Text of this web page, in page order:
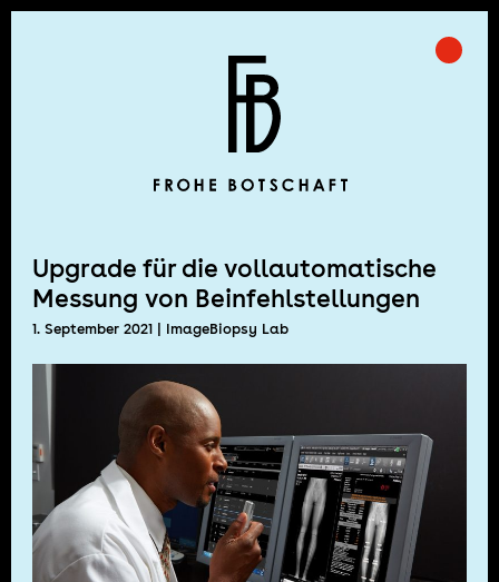
Frohe Botschaft
Upgrade für die vollautomatische
Messung von Beinfehlstellungen
1. September 2021| ImageBiopsy Lab